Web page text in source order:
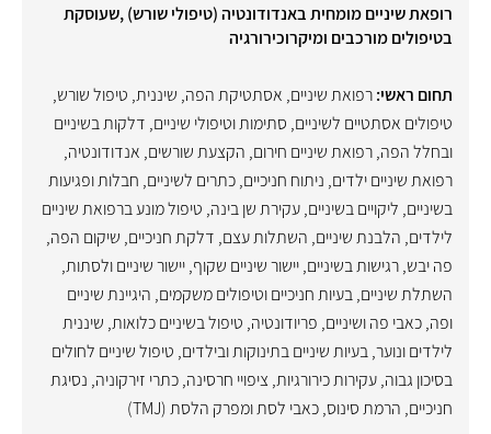
רופאת שיניים מומחית באנדודונטיה (טיפולי שורש) ,שעוסקת
בטיפולים מורכבים ומיקרוכירורגיה
תחום ראשי:רפואת שיניים, אסתטיקת הפה, שיננית, טיפול שורש,
טיפולים אסתטיים לשיניים, סתימות וטיפולי שיניים, דלקות בשיניים
ובחלל הפה,רפואת שיניים חירום, הקצעת שורשים, אנדודונטיה,
רפואת שיניים ילדים, ניתוח חניכיים,כתרים לשיניים, חבלות ופגיעות
בשיניים, ליקויים בשיניים,עקירת שן בינה, טיפול מונע ברפואת שיניים
לילדים, הלבנת שיניים, השתלות עצם, דלקת חניכיים, שיקום הפה,
פה יבש,רגישות בשיניים,יישור שיניים שקוף,יישור שיניים ולסתות,
השתלת שיניים,בעיות חניכיים וטיפולים משקמים, היגיינת שיניים
ופה,כאבי פה ושיניים, פריודונטיה, טיפול בשיניים כלואות, שיננית
לילדים ונוער,בעיות שיניים בתינוקות ובילדים, טיפול שיניים לחולים
בסיכון גבוה,עקירות כירורגיות, ציפויי חרסינה,כתרי זירקוניה, נסיגת
חניכיים, הרמת סינוס,כאבי לסת ומפרק הלסת (TMJ)